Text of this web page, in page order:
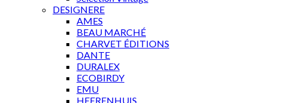
DESIGNERE
AMES
BEAU MARCHÉ
CHARVET ÉDITIONS
DANTE
DURALEX
ECOBIRDY
EMU
HEERENHUIS